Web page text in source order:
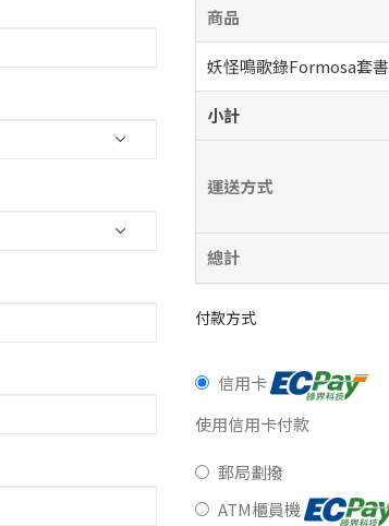
商品
妖怪鳴歌錄Formosa套書
小計
運送方式
總計
付款方式
信用卡
使用信用卡付款
郵局劃撥
ATM櫃員機